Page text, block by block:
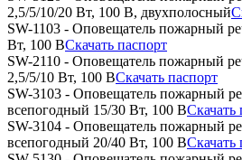
2,5/5/10/20 Вт, 100 В, двухполосный
SW-1103 - Оповещатель пожарный
Вт, 100 ВСкачать паспорт
SW-2110 - Оповещатель пожарный
2,5/5/10 Вт, 100 ВСкачать паспорт
SW-3103 - Оповещатель пожарный
всепогодный 15/30 Вт, 100 ВСкачать
SW-3104 - Оповещатель пожарный
всепогодный 20/40 Вт, 100 ВСкачать